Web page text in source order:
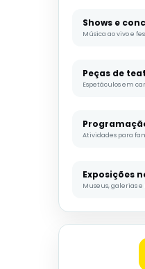
Shows e
Música ao vivo e
Peças de
Espetáculos em
Atividades para
Exposições
Museus, galerias e